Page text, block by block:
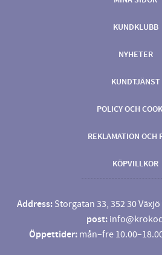
KUNDKLUBB
NYHETER
KUNDTJÄNST
POLICY OCH
REKLAMATION OCH
KÖPVILLKOR
Address: Storgatan 33, 352 30 Växjö
post:
Öppettider:mån–fre